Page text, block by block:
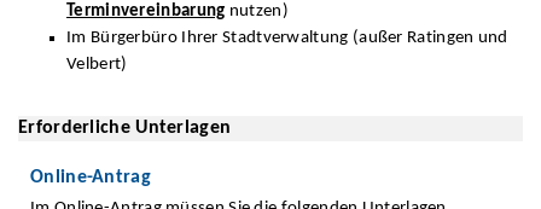
Terminvereinbarung nutzen)
Im Bürgerbüro Ihrer Stadtverwaltung (außer Ratingen und
Velbert)
Erforderliche Unterlagen
Online-Antrag